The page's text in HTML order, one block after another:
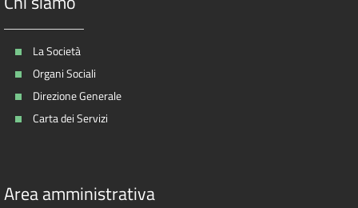
La Società
Organi Sociali
Direzione Generale
Carta dei Servizi
Area amministrativa